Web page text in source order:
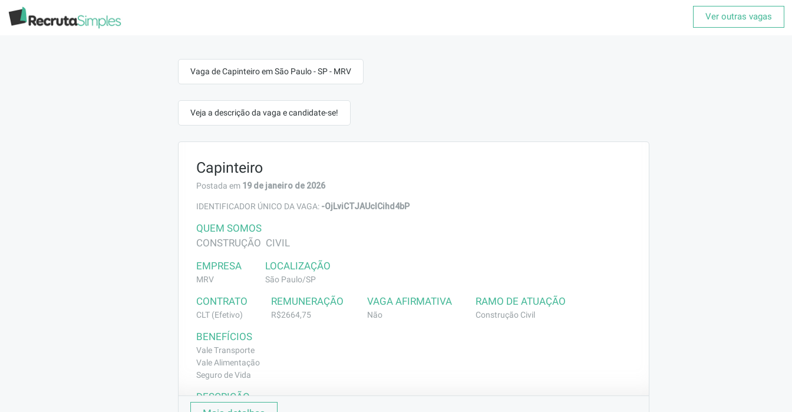
Ver outras vagas
Vaga de Capinteiro em São Paulo - SP - MRV
Veja a descrição da vaga e candidate-se!
Capinteiro
Postada em 19 de janeiro de 2026
IDENTIFICADOR ÚNICO DA VAGA: -OjLviCTJAUclCihd4bP
QUEM SOMOS
CONSTRUÇÃO  CIVIL
EMPRESA
MRV
LOCALIZAÇÃO
São Paulo/SP
CONTRATO
CLT (Efetivo)
REMUNERAÇÃO
R$2664,75
VAGA AFIRMATIVA
Não
RAMO DE ATUAÇÃO
Construção Civil
BENEFÍCIOS
Vale Transporte
Vale Alimentação
Seguro de Vida
DESCRIÇÃO